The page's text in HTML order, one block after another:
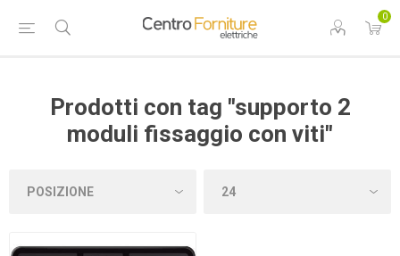
0
Prodotti con tag "supporto 2
moduli fissaggio con viti"